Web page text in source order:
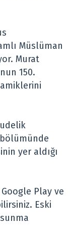
Müslüman
Murat
150.
bölümünde
yer aldığı
Play ve
Eski